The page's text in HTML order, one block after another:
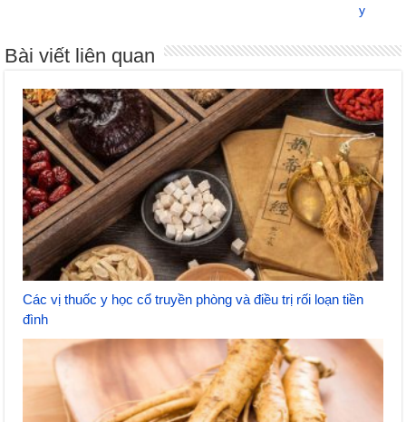
y
Bài viết liên quan
Các vị thuốc y học cổ truyền phòng và điều trị rối loạn tiền
đình